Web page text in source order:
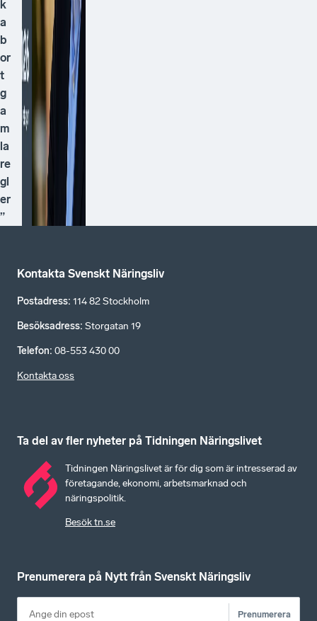
k
a
b
or
t
g
a
m
la
re
gl
er
”
Kontakta Svenskt Näringsliv
Postadress: 114 82 Stockholm
Besöksadress: Storgatan 19
Telefon: 08-553 430 00
Kontakta oss
Ta del av fler nyheter på Tidningen Näringslivet
Tidningen Näringslivet är för dig som är intresserad av
företagande, ekonomi, arbetsmarknad och
näringspolitik.
Besök tn.se
Prenumerera på Nytt från Svenskt Näringsliv
Prenumerera